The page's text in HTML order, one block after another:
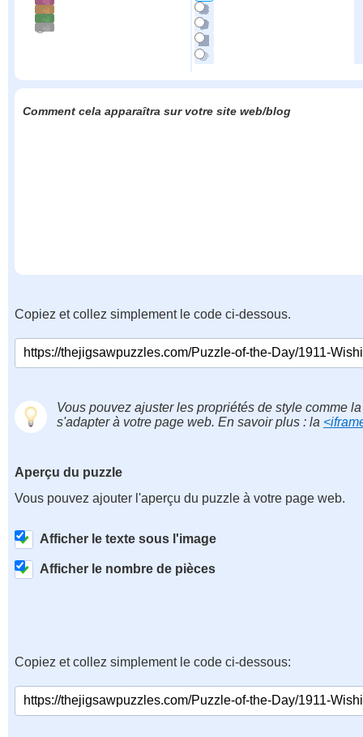
Comment cela apparaîtra sur votre site web/blog
Copiez et collez simplement le code ci-dessous.
Vous pouvez ajuster les propriétés de style comme
s'adapter à votre page web. En savoir plus : la
Aperçu du puzzle
Vous pouvez ajouter l'aperçu du puzzle à votre page web.
Afficher le texte sous l'image
Afficher le nombre de pièces
Copiez et collez simplement le code ci-dessous: